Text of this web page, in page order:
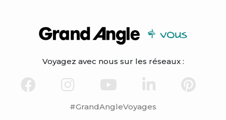
Voyagez avec nous sur les réseaux :
#GrandAngleVoyages